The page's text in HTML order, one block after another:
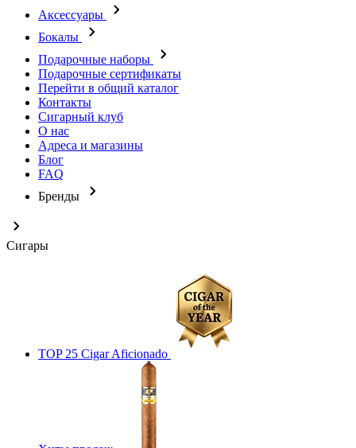
Аксессуары
Бокалы
Подарочные наборы
Подарочные сертификаты
Перейти в общий каталог
Контакты
Сигарный клуб
О нас
Адреса и магазины
Блог
FAQ
Бренды
Сигары
TOP 25 Cigar Aficionado